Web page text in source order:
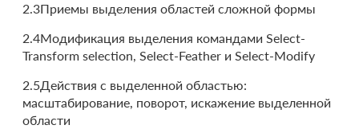
2.3Приемы выделения областей сложной формы
2.4Модификация выделения командами Select-
Transform selection, Select-Feather и Select-Modify
2.5Действия с выделенной областью:
масштабирование, поворот, искажение выделенной
области